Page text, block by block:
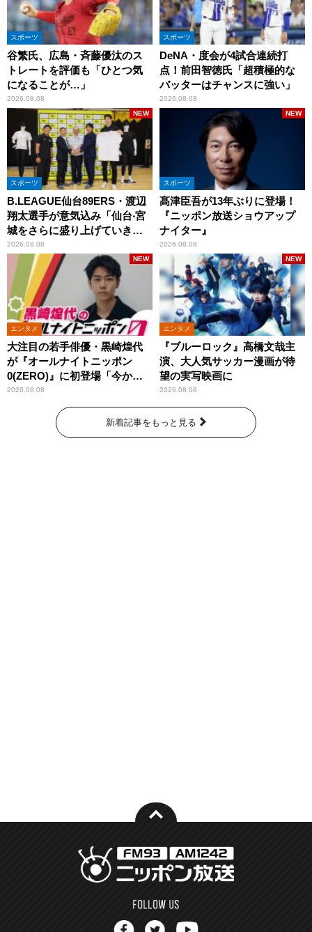
スポーツ
谷繁氏、広島・斉藤優汰のス
トレートを評価も「ひとつ気
になることが…」
2026.08.08
スポーツ
DeNA・度会が4試合連続打
点！前田智徳氏「超積極的な
バッターはチャンスに強い」
2026.08.08
スポーツ
B.LEAGUE仙台89ERS・渡辺
翔太選手が意気込み「仙台‧宮
城をさらに盛り上げていきた
いです」
2026.08.08
NEW
スポーツ
髙津臣吾が13年ぶりに登場！
『ニッポン放送ショウアップ
ナイター』
2026.08.08
NEW
エンタメ
大注目の若手俳優・黒崎煌代
が『オールナイトニッポン
0(ZERO)』に初登場「今から
とてもワクワクしておりま
2026.08.08
NEW
エンタメ
『ブルーロック』高橋文哉主
演、大人気サッカー漫画が待
望の実写映画に
2026.08.08
NEW
新着記事をもっと見る